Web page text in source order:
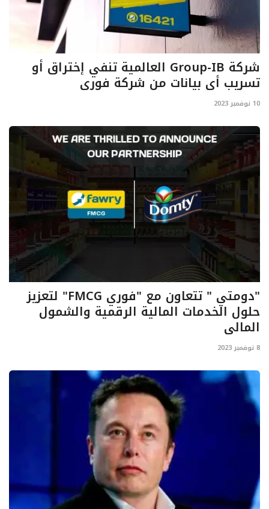
شركة Group-IB العالمية تنفي إختراق أو
تسريب أى بيانات من شركة فوري
10 نوفمبر 2023
"دومتي " تتعاون مع "فوري FMCG" لتعزيز
حلول الخدمات المالية الرقمية والشمول
المالي
8 نوفمبر 2023